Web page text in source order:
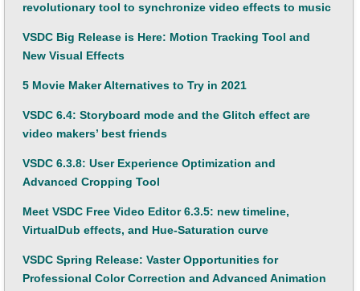
revolutionary tool to synchronize video effects to music
VSDC Big Release is Here: Motion Tracking Tool and
New Visual Effects
5 Movie Maker Alternatives to Try in 2021
VSDC 6.4: Storyboard mode and the Glitch effect are
video makers’ best friends
VSDC 6.3.8: User Experience Optimization and
Advanced Cropping Tool
Meet VSDC Free Video Editor 6.3.5: new timeline,
VirtualDub effects, and Hue-Saturation curve
VSDC Spring Release: Vaster Opportunities for
Professional Color Correction and Advanced Animation